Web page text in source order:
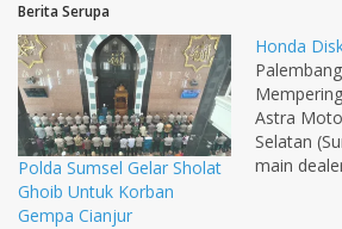
Berita Serupa
Polda Sumsel Gelar Sholat
Ghoib Untuk Korban
Gempa Cianjur
Honda
Astra
Selatan
main